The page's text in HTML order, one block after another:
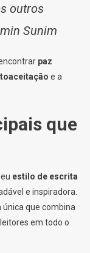
outros
Sunim
paz
e a
que
estilo de escrita
e inspiradora.
que combina
em todo o